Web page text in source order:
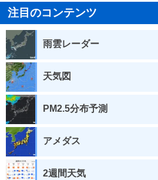
注目のコンテンツ
雨雲レーダー
天気図
PM2.5分布予測
アメダス
2週間天気